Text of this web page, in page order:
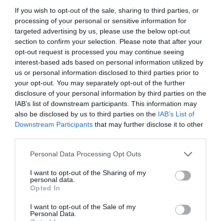
If you wish to opt-out of the sale, sharing to third parties, or
processing of your personal or sensitive information for
targeted advertising by us, please use the below opt-out
section to confirm your selection. Please note that after your
opt-out request is processed you may continue seeing
interest-based ads based on personal information utilized by
us or personal information disclosed to third parties prior to
your opt-out. You may separately opt-out of the further
disclosure of your personal information by third parties on the
IAB’s list of downstream participants. This information may
also be disclosed by us to third parties on the IAB’s List of
Downstream Participants that may further disclose it to other
Please note that this website/app uses one or more Google
not limited to your visit or usage behaviour. You may click to
grant or deny consent to Google and its third-party tags to
use your data for below specified purposes in below Google
consent section.
Personal Data Processing Opt Outs
I want to opt-out of the Sharing of my
personal data.
Opted In
I want to opt-out of the Sale of my
Personal Data.
Így kaphatsz évi 130 ezret a nyugdíjadra, ha nem
fizetsz szja-t
Elhallgat a telefon - így kerüld el, hogy sokk legyen
a nyugdíjba vonulás
fizetés nyugdíj bér kereset ksh